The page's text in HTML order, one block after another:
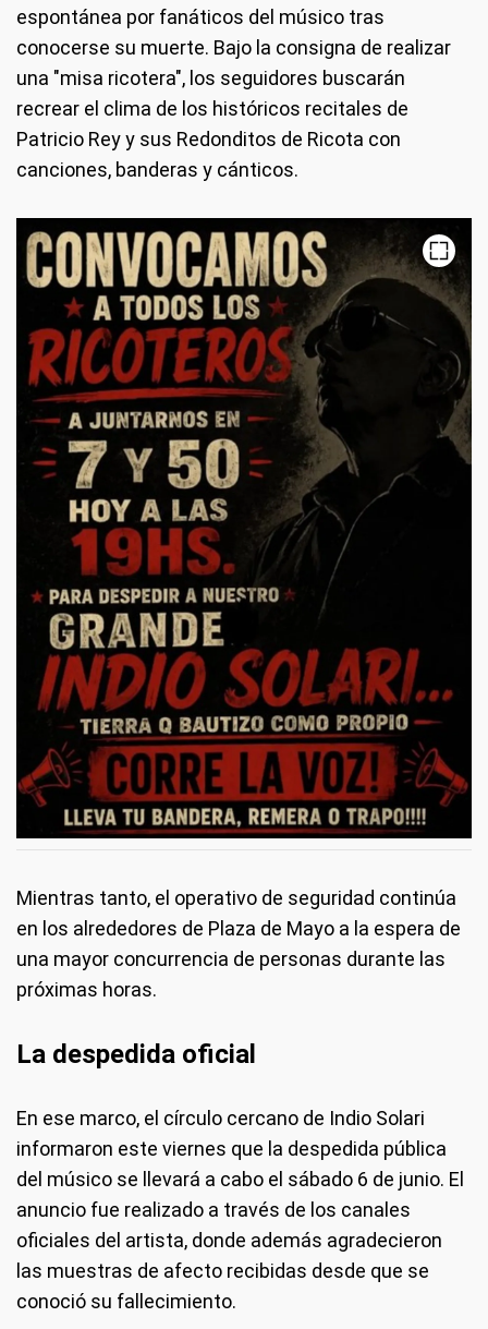
espontánea por fanáticos del músico tras
conocerse su muerte. Bajo la consigna de realizar
una "misa ricotera", los seguidores buscarán
recrear el clima de los históricos recitales de
Patricio Rey y sus Redonditos de Ricota con
canciones, banderas y cánticos.
Mientras tanto, el operativo de seguridad continúa
en los alrededores de Plaza de Mayo a la espera de
una mayor concurrencia de personas durante las
próximas horas.
La despedida oficial
En ese marco, el círculo cercano de Indio Solari
informaron este viernes que la despedida pública
del músico se llevará a cabo el sábado 6 de junio. El
anuncio fue realizado a través de los canales
oficiales del artista, donde además agradecieron
las muestras de afecto recibidas desde que se
conoció su fallecimiento.